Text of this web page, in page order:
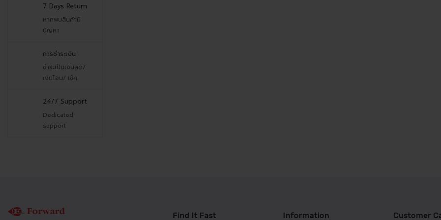
7 Days Return
หากพบสินค้ามี
ปัญหา
การชำระเงิน
ชำระเป็นเงินสด/
เงินโอน/ เช็ค
24/7 Support
Dedicated
support
Find It Fast Information Customer